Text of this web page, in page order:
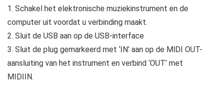
1. Schakel het elektronische muziekinstrument en de
computer uit voordat u verbinding maakt.
2. Sluit de USB aan op de USB-interface
3. Sluit de plug gemarkeerd met ‘IN’ aan op de MlDI OUT-
aansluiting van het instrument en verbind ‘OUT’ met
MIDIIN.